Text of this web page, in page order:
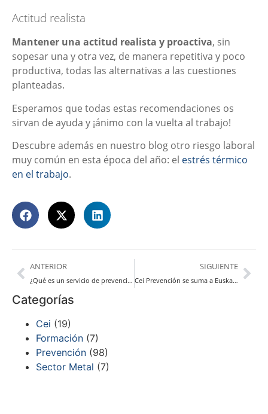
Actitud realista
Mantener una actitud realista y proactiva, sin
sopesar una y otra vez, de manera repetitiva y poco
productiva, todas las alternativas a las cuestiones
planteadas.
Esperamos que todas estas recomendaciones os
sirvan de ayuda y ¡ánimo con la vuelta al trabajo!
Descubre además en nuestro blog otro riesgo laboral
muy común en esta época del año: el estrés térmico
en el trabajo.
ANTERIOR
¿Qué es un servicio de prevención de riesgos laborales ajeno?
SIGUIENTE
Cei Prevención se suma a Euskaraldia
Categorías
Cei (19)
Formación (7)
Prevención (98)
Sector Metal (7)